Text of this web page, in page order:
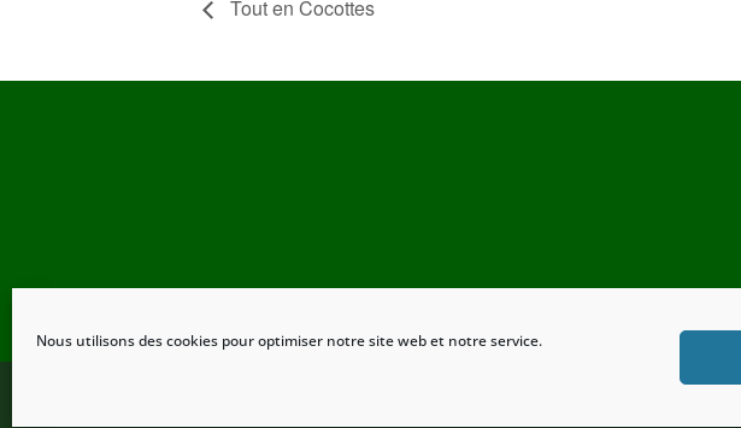
Nous utilisons des cookies pour optimiser notre site web et notre service.
Tout en Cocottes